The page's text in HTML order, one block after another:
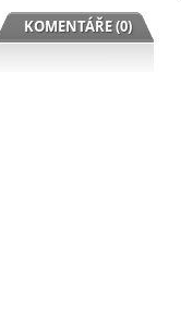
KOMENTÁŘE (0)